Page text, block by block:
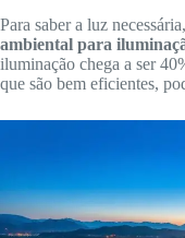
Para saber a luz
ambiental para
iluminação chega a ser
que são bem eficientes,